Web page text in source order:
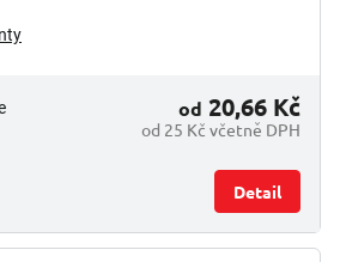
od 25 Kč včetně DPH
od 20,66 Kč
Detail